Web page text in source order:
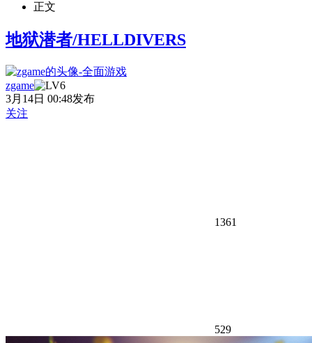
正文
地狱潜者/HELLDIVERS
zgame
3月14日 00:48发布
关注
1361
529